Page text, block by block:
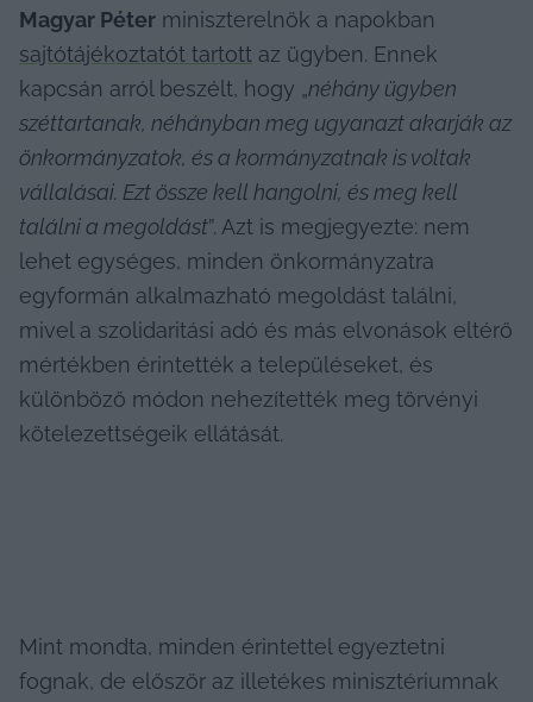
Magyar Péter
sajtótájékoztatót tartott az ügyben. Ennek
kapcsán arról beszélt, hogy „néhány ügyben
széttartanak, néhányban meg ugyanazt akarják az
önkormányzatok, és a kormányzatnak is voltak
vállalásai. Ezt össze kell hangolni, és meg kell
találni a megoldást”. Azt is megjegyezte: nem
lehet egységes, minden önkormányzatra
egyformán alkalmazható megoldást találni,
mivel a szolidaritási adó és más elvonások eltérő
mértékben érintették a településeket, és
különböző módon nehezítették meg törvényi
kötelezettségeik ellátását.
Mint mondta, minden érintettel egyeztetni
fognak, de először az illetékes minisztériumnak